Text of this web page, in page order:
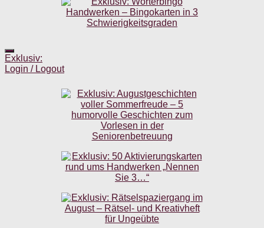
Exklusiv:
Login / Logout